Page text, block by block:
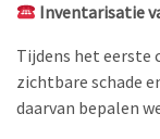
Inventarisatie
Tijdens het eerste
zichtbare schade
daarvan bepalen